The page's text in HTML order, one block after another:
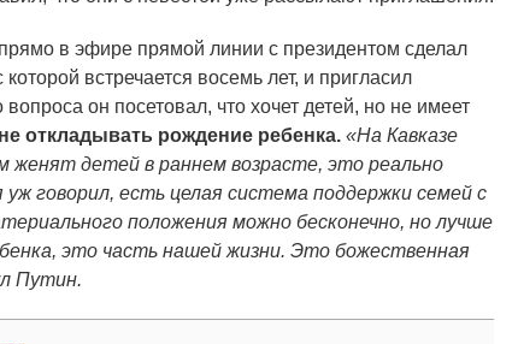
в эфире прямой линии с президентом сделал
встречается восемь лет, и пригласил
он посетовал, что хочет детей, но не имеет
откладывать рождение ребенка. «На Кавказе
детей в раннем возрасте, это реально
говорил, есть целая система поддержки семей с
положения можно бесконечно, но лучше
это часть нашей жизни. Это божественная
Путин.